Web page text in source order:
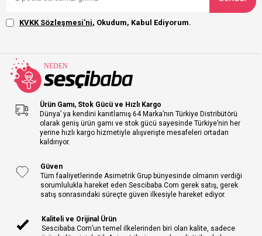
KVKK Sözleşmesi'ni, Okudum, Kabul Ediyorum.
Ürün Gamı, Stok Gücü ve Hızlı Kargo
Dünya’ ya kendini kanıtlamış 64 Marka’nın Türkiye Distribütörü
olarak geniş ürün gamı ve stok gücü sayesinde Türkiye’nin her
yerine hızlı kargo hizmetiyle alışverişte mesafeleri ortadan
kaldırıyor.
Güven
Tüm faaliyetlerinde Asimetrik Grup bünyesinde olmanın verdiği
sorumlulukla hareket eden Sescibaba.Com gerek satış, gerek
satış sonrasındaki süreçte güven ilkesiyle hareket ediyor.
Kaliteli ve Orijinal Ürün
Sescibaba.Com’un temel ilkelerinden biri olan kalite, sadece